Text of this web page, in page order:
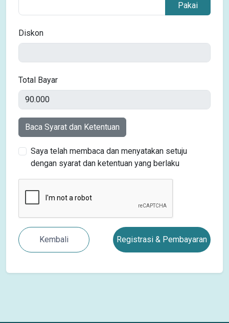
Pakai
Diskon
Total Bayar
Baca Syarat dan Ketentuan
Saya telah membaca dan menyatakan setuju
dengan syarat dan ketentuan yang berlaku
Kembali Registrasi & Pembayaran